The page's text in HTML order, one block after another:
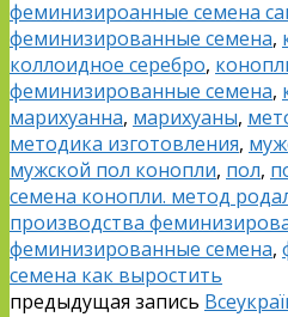
феминизироанные семена
феминизированные семена,
коллоидное серебро,
феминизированные семена,
марихуанна, марихуаны,
методика изготовления,
мужской пол конопли, пол,
семена конопли. метод
производства
феминизированные семена,
семена как выростить
предыдущая запись